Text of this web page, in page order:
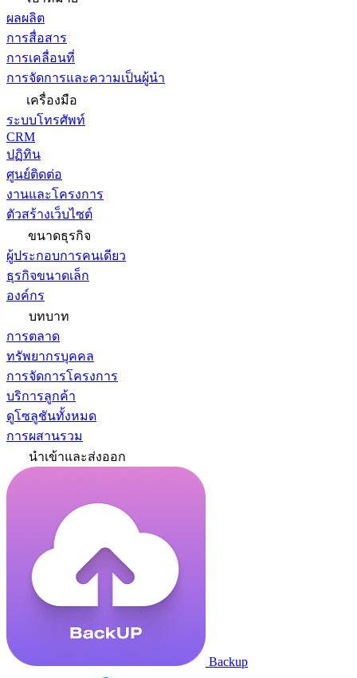
ผลผลิต
การสื่อสาร
การเคลื่อนที่
การจัดการและความเป็นผู้นำ
เครื่องมือ
ระบบโทรศัพท์
CRM
ปฏิทิน
ศูนย์ติดต่อ
งานและโครงการ
ตัวสร้างเว็บไซต์
ขนาดธุรกิจ
ผู้ประกอบการคนเดียว
ธุรกิจขนาดเล็ก
องค์กร
บทบาท
การตลาด
ทรัพยากรบุคคล
การจัดการโครงการ
บริการลูกค้า
ดูโซลูชันทั้งหมด
การผสานรวม
นำเข้าและส่งออก
Backup